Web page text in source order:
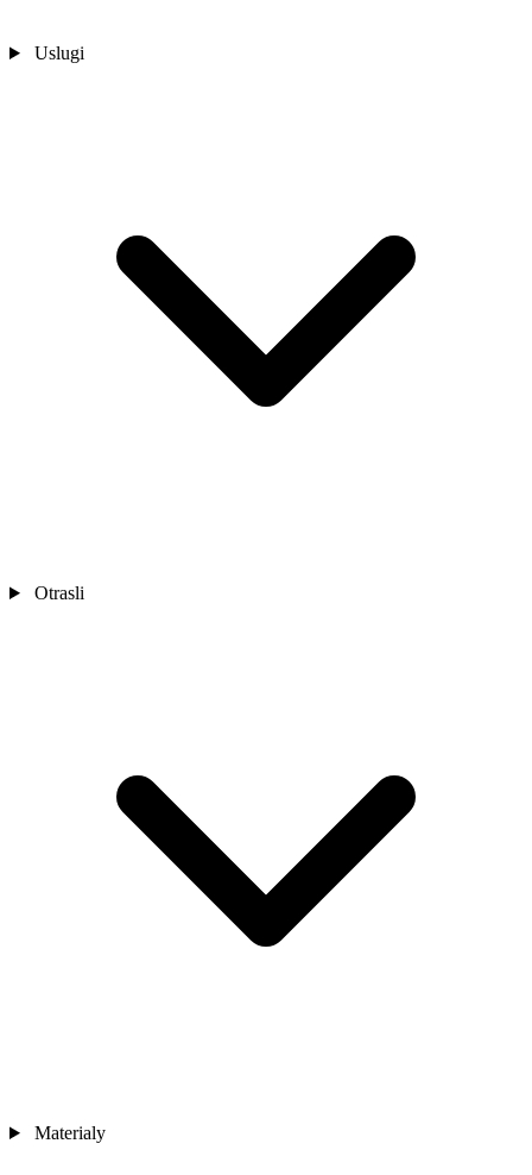
Uslugi
Otrasli
Materialy